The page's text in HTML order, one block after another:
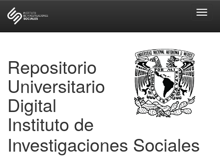
Repositorio
Universitario
Digital
Instituto de
Investigaciones Sociales